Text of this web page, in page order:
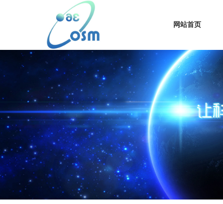
网站首页